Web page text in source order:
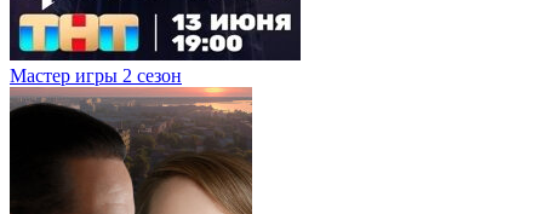
Мастер игры 2 сезон